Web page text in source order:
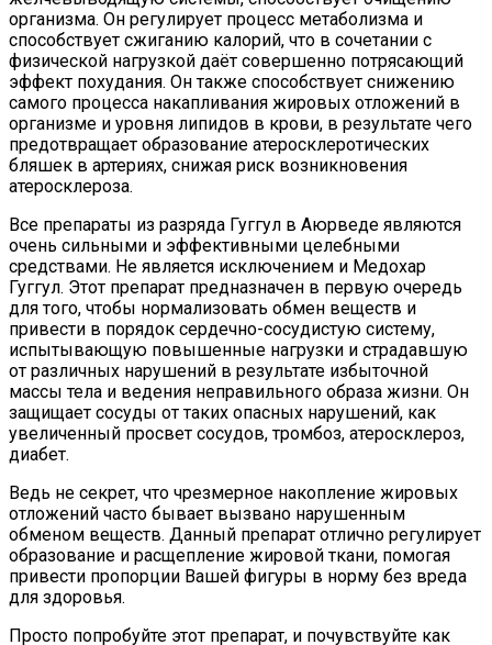
организма. Он регулирует процесс метаболизма и
способствует сжиганию калорий, что в сочетании с
физической нагрузкой даёт совершенно потрясающий
эффект похудания. Он также способствует снижению
самого процесса накапливания жировых отложений в
организме и уровня липидов в крови, в результате чего
предотвращает образование атеросклеротических
бляшек в артериях, снижая риск возникновения
атеросклероза.
Все препараты из разряда Гуггул в Аюрведе являются
очень сильными и эффективными целебными
средствами. Не является исключением и Медохар
Гуггул. Этот препарат предназначен в первую очередь
для того, чтобы нормализовать обмен веществ и
привести в порядок сердечно-сосудистую систему,
испытывающую повышенные нагрузки и страдавшую
от различных нарушений в результате избыточной
массы тела и ведения неправильного образа жизни. Он
защищает сосуды от таких опасных нарушений, как
увеличенный просвет сосудов, тромбоз, атеросклероз,
диабет.
Ведь не секрет, что чрезмерное накопление жировых
отложений часто бывает вызвано нарушенным
обменом веществ. Данный препарат отлично регулирует
образование и расщепление жировой ткани, помогая
привести пропорции Вашей фигуры в норму без вреда
для здоровья.
Просто попробуйте этот препарат, и почувствуйте как